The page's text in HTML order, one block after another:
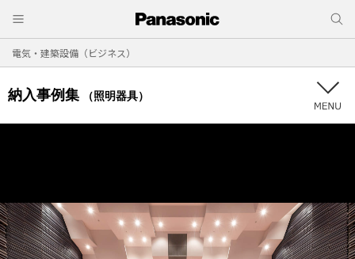
電気・建築設備（ビジネス）
納入事例集 （照明器具）